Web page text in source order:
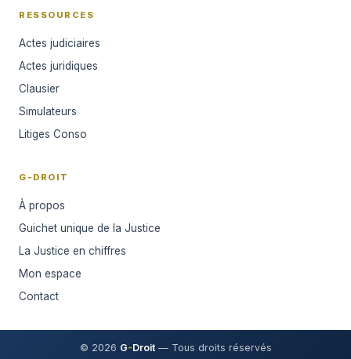
RESSOURCES
Actes judiciaires
Actes juridiques
Clausier
Simulateurs
Litiges Conso
G-DROIT
À propos
Guichet unique de la Justice
La Justice en chiffres
Mon espace
Contact
© 2026 G-Droit— Tous droits réservés